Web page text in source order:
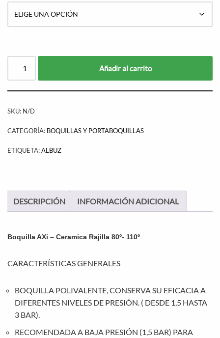
Añadir al carrito
SKU: N/D
CATEGORÍA: BOQUILLAS Y PORTABOQUILLAS
ETIQUETA:ALBUZ
DESCRIPCIÓN INFORMACIÓN ADICIONAL
Boquilla AXi – Ceramica Rajilla 80º- 110º
CARACTERÍSTICAS GENERALES
BOQUILLA POLIVALENTE, CONSERVA SU EFICACIA A
DIFERENTES NIVELES DE PRESIÓN. ( DESDE 1,5 HASTA
3 BAR).
RECOMENDADA A BAJA PRESIÓN (1,5 BAR) PARA